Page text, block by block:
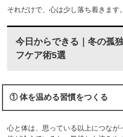
それだけで、心は少し落ち着きます。
今日からできる｜冬の孤
フケア術5選
① 体を温める習慣をつくる
心と体は、思っている以上につなが